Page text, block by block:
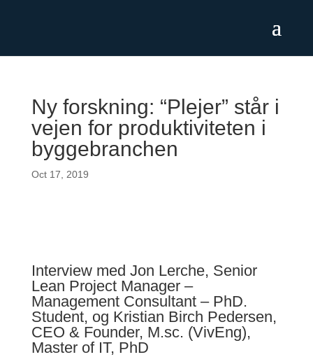
Ny forskning: “Plejer” står i
vejen for produktiviteten i
byggebranchen
Oct 17, 2019
Interview med Jon Lerche, Senior
Lean Project Manager –
Management Consultant – PhD.
Student, og Kristian Birch Pedersen,
CEO & Founder, M.sc. (VivEng),
Master of IT, PhD